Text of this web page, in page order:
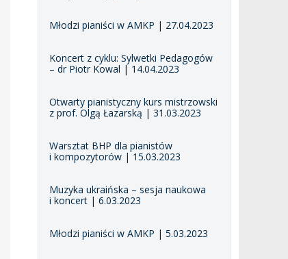
Młodzi pianiści w AMKP | 27.04.2023
Koncert z cyklu: Sylwetki Pedagogów
– dr Piotr Kowal | 14.04.2023
Otwarty pianistyczny kurs mistrzowski
z prof. Olgą Łazarską | 31.03.2023
Warsztat BHP dla pianistów
i kompozytorów | 15.03.2023
Muzyka ukraińska – sesja naukowa
i koncert | 6.03.2023
Młodzi pianiści w AMKP | 5.03.2023